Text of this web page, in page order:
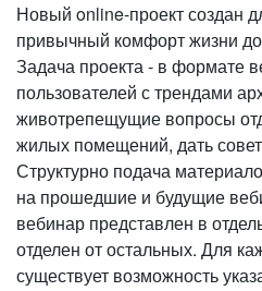
Новый online-проект создан
привычный комфорт жизни
Задача проекта - в формате
пользователей с трендами
животрепещущие вопросы
жилых помещений, дать
Структурно подача
на прошедшие и будущие
вебинар представлен в
отделен от остальных. Для
существует возможность